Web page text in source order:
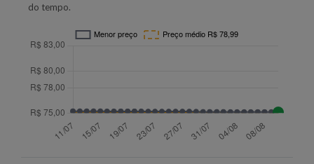
do tempo.